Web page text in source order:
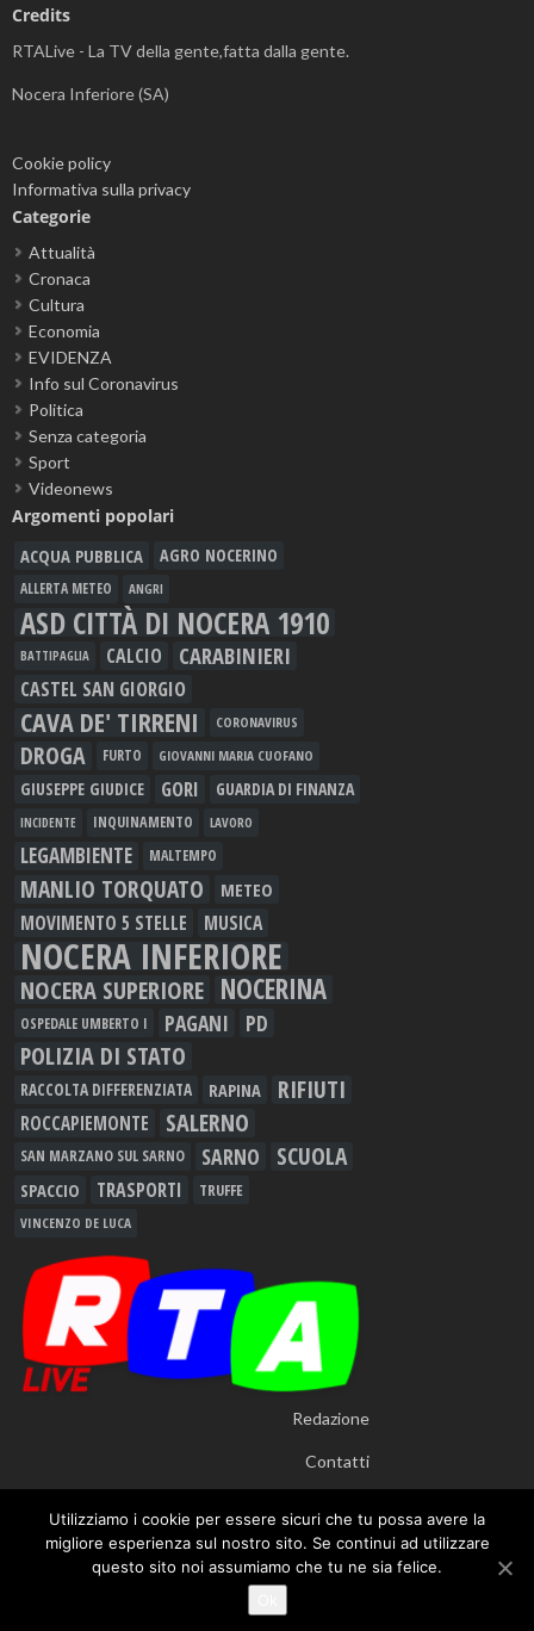
Credits
RTALive - La TV della gente,fatta dalla gente.
Nocera Inferiore (SA)
Cookie policy
Informativa sulla privacy
Categorie
Attualità
Cronaca
Cultura
Economia
EVIDENZA
Info sul Coronavirus
Politica
Senza categoria
Sport
Videonews
Argomenti popolari
ACQUA PUBBLICA AGRO NOCERINO
ALLERTA METEO ANGRI
ASD CITTÀ DI NOCERA 1910
BATTIPAGLIA CALCIO CARABINIERI
CASTEL SAN GIORGIO
CAVA DE' TIRRENI CORONAVIRUS
DROGA FURTO GIOVANNI MARIA CUOFANO
GIUSEPPE GIUDICE GORI GUARDIA DI FINANZA
INCIDENTE INQUINAMENTO LAVORO
LEGAMBIENTE MALTEMPO
MANLIO TORQUATO METEO
MOVIMENTO 5 STELLE MUSICA
NOCERA INFERIORE
NOCERA SUPERIORE NOCERINA
OSPEDALE UMBERTO I PAGANI PD
POLIZIA DI STATO
RACCOLTA DIFFERENZIATA RAPINA RIFIUTI
ROCCAPIEMONTE SALERNO
SAN MARZANO SUL SARNO SARNO SCUOLA
SPACCIO TRASPORTI TRUFFE
VINCENZO DE LUCA
Redazione
Contatti
- Testata Giornalistica Registrata presso Tribunale di
Nocera Inferiore n.913/12 - TUTTI I DIRITTI RISERVATI
Utilizziamo i cookie per essere sicuri che tu possa avere la
migliore esperienza sul nostro sito. Se continui ad utilizzare
questo sito noi assumiamo che tu ne sia felice.